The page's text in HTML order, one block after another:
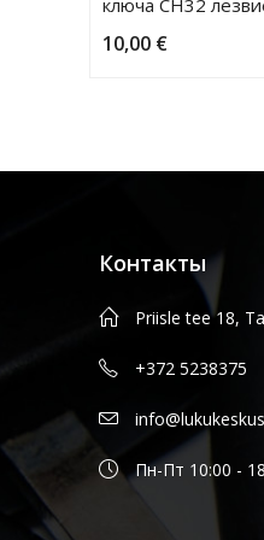
ключа CH32
10,00 €
Контакты
Priisle tee 18,
+372 5238375
Пн-Пт 10:00 -